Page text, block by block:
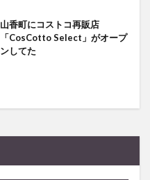
山香町にコストコ再販店
「CosCotto Select」がオープ
ンしてた